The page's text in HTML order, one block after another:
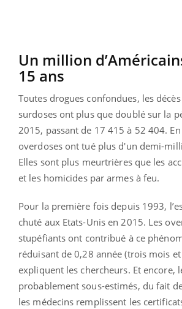
Un million
15 ans
Toutes drogues confondues, les
surdoses ont plus que doublé sur la
2015, passant de 17 415 à 52 404.
overdoses ont tué plus d'un demi-
Elles sont plus meurtrières que les
et les homicides par armes à feu.
Pour la première fois depuis 1993,
chuté aux Etats-Unis en 2015. Les
stupéfiants ont contribué à ce
réduisant de 0,28 année (trois mois
expliquent les chercheurs. Et encore,
probablement sous-estimés, du fait
les médecins remplissent les